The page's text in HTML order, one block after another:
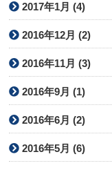
2017年1月 (4)
2016年12月 (2)
2016年11月 (3)
2016年9月 (1)
2016年6月 (2)
2016年5月 (6)